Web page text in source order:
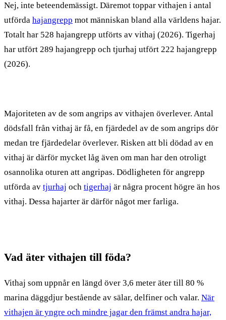
Nej, inte beteendemässigt. Däremot toppar vithajen i antal
utförda hajangrepp mot människan bland alla världens hajar.
Totalt har 528 hajangrepp utförts av vithaj (2026). Tigerhaj
har utfört 289 hajangrepp och tjurhaj utfört 222 hajangrepp
(2026).
Majoriteten av de som angrips av vithajen överlever. Antal
dödsfall från vithaj är få, en fjärdedel av de som angrips dör
medan tre fjärdedelar överlever. Risken att bli dödad av en
vithaj är därför mycket låg även om man har den otroligt
osannolika oturen att angripas. Dödligheten för angrepp
utförda av tjurhaj och tigerhaj är några procent högre än hos
vithaj. Dessa hajarter är därför något mer farliga.
Vad äter vithajen till föda?
Vithaj som uppnår en längd över 3,6 meter äter till 80 %
marina däggdjur bestående av sälar, delfiner och valar. När
vithajen är yngre och mindre jagar den främst andra hajar,